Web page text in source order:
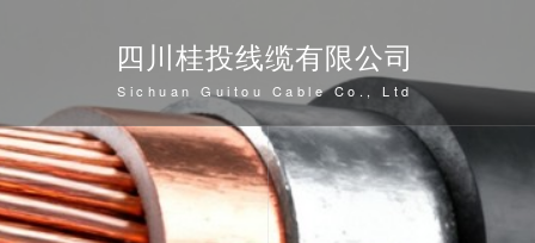
四川桂投线缆有限公司
Sichuan Guitou Cable Co., Ltd